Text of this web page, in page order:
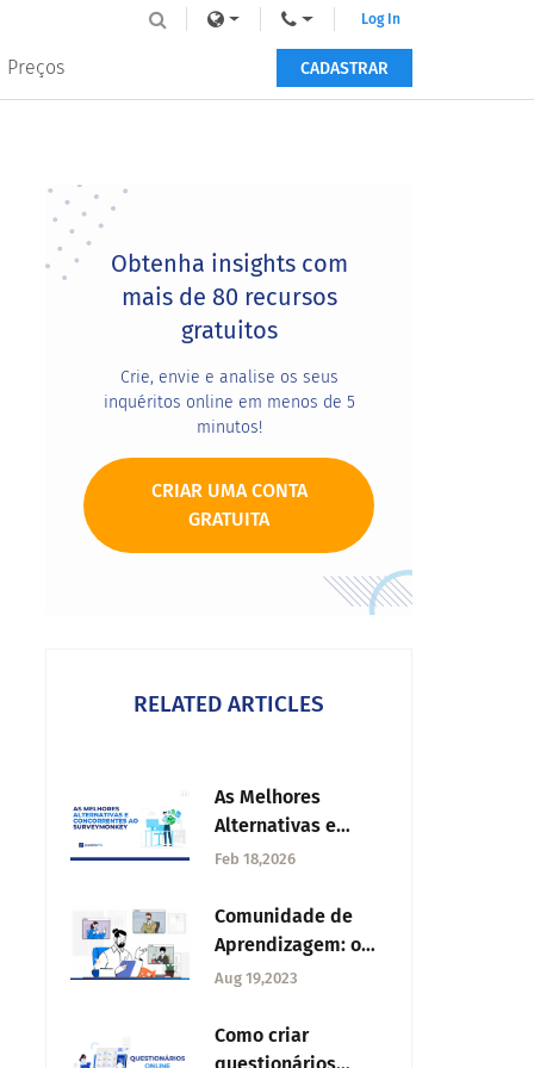
Preços
Log In
CADASTRAR
Primary
SidebarObtenha insights com
mais de 80 recursos
gratuitos
Crie, envie e analise os seus
inquéritos online em menos de 5
minutos!
CRIAR UMA CONTA
GRATUITA
RELATED ARTICLES
As Melhores
Alternativas e
Concorrentes ao
Feb 18,2026
Comunidade de
Aprendizagem: o
que é,
como a avaliar
Aug 19,2023
Como criar